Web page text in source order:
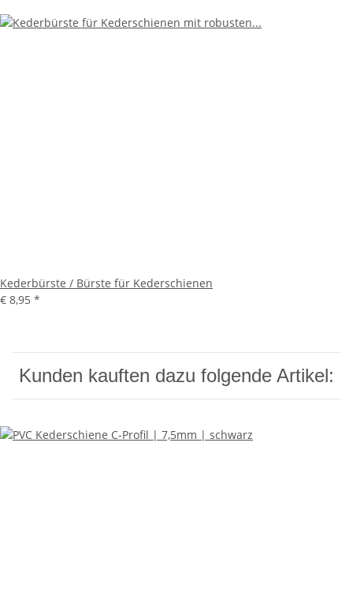
Kederbürste / Bürste für Kederschienen
€ 8,95 *
Kunden kauften dazu folgende Artikel: